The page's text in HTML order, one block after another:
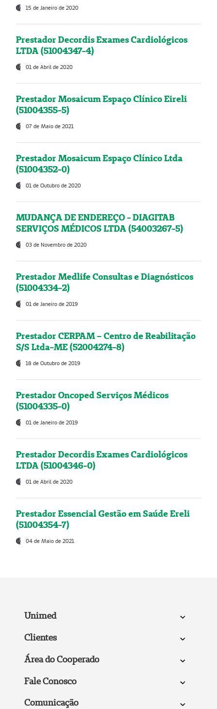
15 de Janeiro de 2020
Prestador Decordis Exames Cardiológicos
LTDA (51004347-4)
01 de Abril de 2020
Prestador Mosaicum Espaço Clínico Eireli
(51004355-5)
07 de Maio de 2021
Prestador Mosaicum Espaço Clínico Ltda
(51004352-0)
01 de Outubro de 2020
MUDANÇA DE ENDEREÇO - DIAGITAB
SERVIÇOS MÉDICOS LTDA (54003267-5)
03 de Novembro de 2020
Prestador Medlife Consultas e Diagnósticos
(51004334-2)
01 de Janeiro de 2019
Prestador CERPAM – Centro de Reabilitação
S/S Ltda-ME (52004274-8)
18 de Outubro de 2019
Prestador Oncoped Serviços Médicos
(51004335-0)
01 de Janeiro de 2019
Prestador Decordis Exames Cardiológicos
LTDA (51004346-0)
01 de Abril de 2020
Prestador Essencial Gestão em Saúde Ereli
(51004354-7)
04 de Maio de 2021
Unimed
Clientes
Área do Cooperado
Fale Conosco
Comunicação